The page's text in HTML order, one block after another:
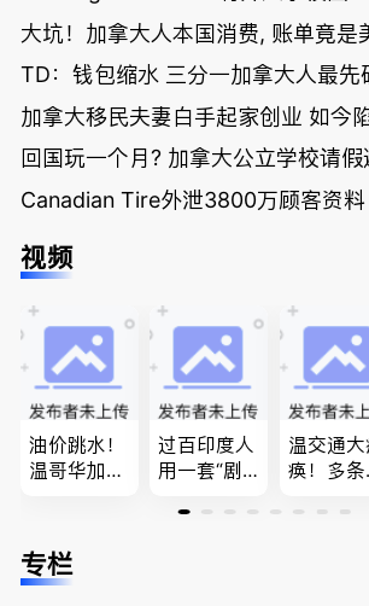
大坑！加拿大人本国消费, 账单竟是
TD：钱包缩水 三分一加拿大人最先
加拿大移民夫妻白手起家创业 如今
回国玩一个月? 加拿大公立学校请
Canadian Tire外泄3800万顾客资
视频
油价跳水！
温哥华加油
低；免费狂
送50万磅蔬
过百印度人
用一套“剧
官：太假
温交通大
痪！多条
底；做顿
专栏